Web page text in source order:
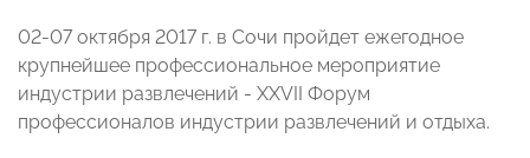
02-07 октября 2017 г. в Сочи пройдет ежегодное
крупнейшее профессиональное мероприятие
индустрии развлечений - XXVII Форум
профессионалов индустрии развлечений и отдыха.